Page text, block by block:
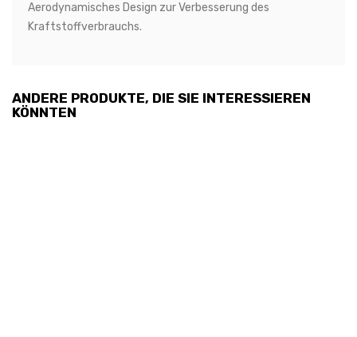
Aerodynamisches Design zur Verbesserung des
Kraftstoffverbrauchs.
ANDERE PRODUKTE, DIE SIE INTERESSIEREN
KÖNNTEN